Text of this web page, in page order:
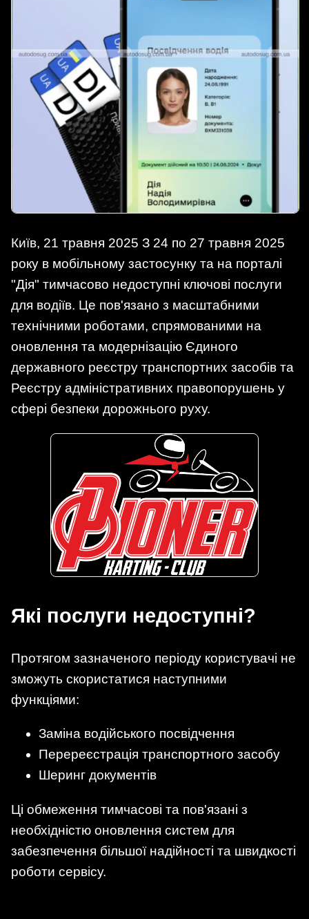
Київ, 21 травня 2025 З 24 по 27 травня 2025
року в мобільному застосунку та на порталі
"Дія" тимчасово недоступні ключові послуги
для водіїв. Це пов'язано з масштабними
технічними роботами, спрямованими на
оновлення та модернізацію Єдиного
державного реєстру транспортних засобів та
Реєстру адміністративних правопорушень у
сфері безпеки дорожнього руху.
Які послуги недоступні?
Протягом зазначеного періоду користувачі не
зможуть скористатися наступними
функціями:
Заміна водійського посвідчення
Перереєстрація транспортного засобу
Шеринг документів
Ці обмеження тимчасові та пов'язані з
необхідністю оновлення систем для
забезпечення більшої надійності та швидкості
роботи сервісу.